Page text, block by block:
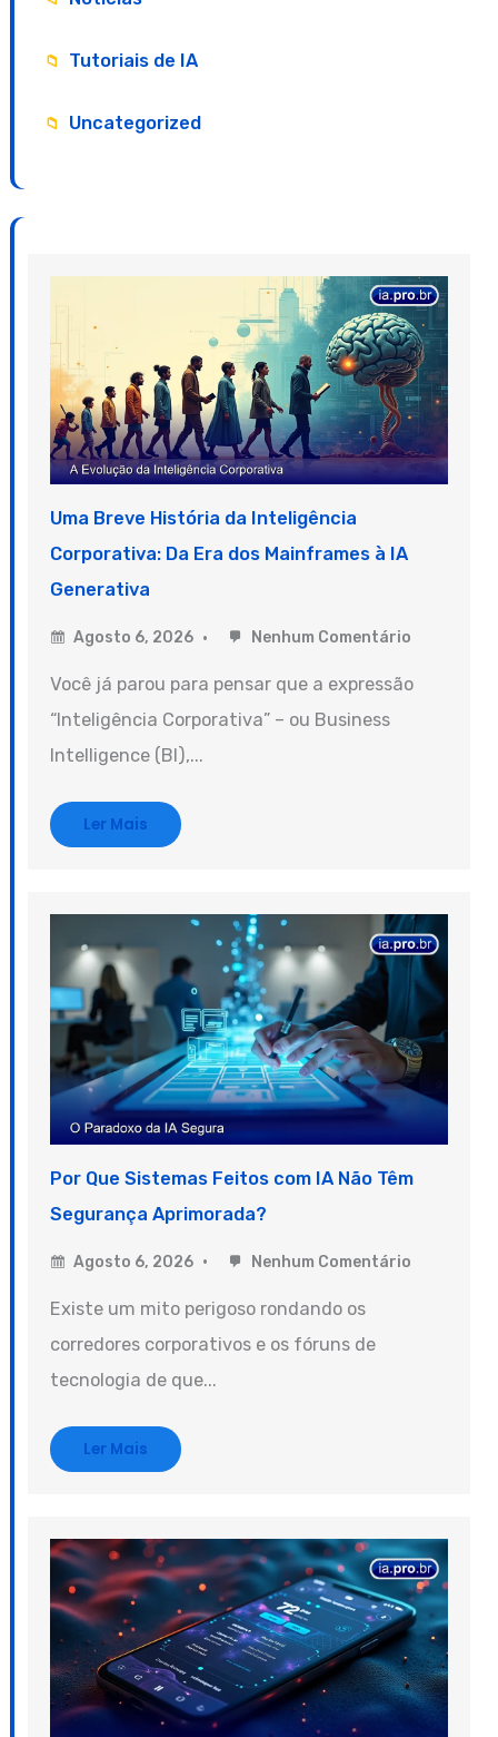
Tutoriais de IA
Uncategorized
Uma Breve História da Inteligência
Corporativa: Da Era dos Mainframes à IA
Generativa
Agosto 6, 2026 Nenhum Comentário
Você já parou para pensar que a expressão
“Inteligência Corporativa” – ou Business
Intelligence (BI),...
Ler Mais
Por Que Sistemas Feitos com IA Não Têm
Segurança Aprimorada?
Agosto 6, 2026 Nenhum Comentário
Existe um mito perigoso rondando os
corredores corporativos e os fóruns de
tecnologia de que...
Ler Mais